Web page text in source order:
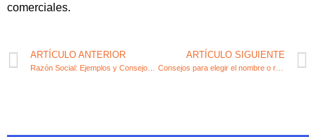
comerciales.
ARTÍCULO ANTERIOR ARTÍCULO SIGUIENTE
Consejos para elegir el nombre o razón social de tu nueva empresa